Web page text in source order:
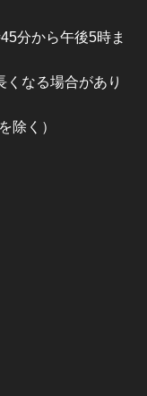
分から午後5時ま
なる場合があり
除く）